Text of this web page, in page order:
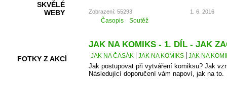
SKVĚLÉ
WEBY
FOTKY Z AKCÍ
Zobrazení: 55293 1. 6. 2016
Časopis Soutěž
JAK NA KOMIKS - 1. DÍL - JAK
JAK NA ČASÁK JAK NA KOMIKS JAK NA
Jak postupovat při vytváření komiksu? Jak
Následující doporučení vám napoví, jak na to.